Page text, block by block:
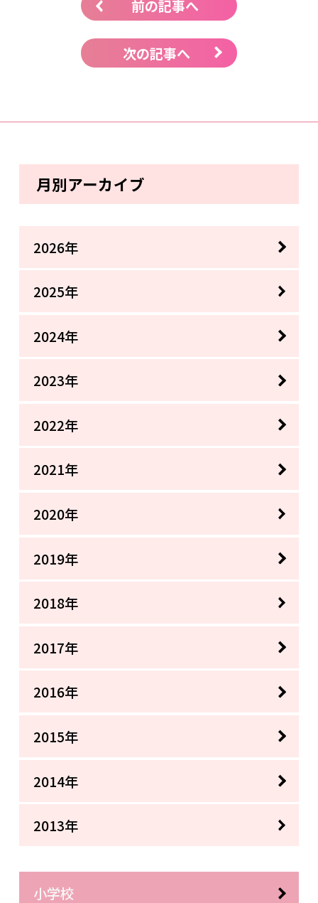
前の記事へ
次の記事へ
月別アーカイブ
2026年
2025年
2024年
2023年
2022年
2021年
2020年
2019年
2018年
2017年
2016年
2015年
2014年
2013年
小学校